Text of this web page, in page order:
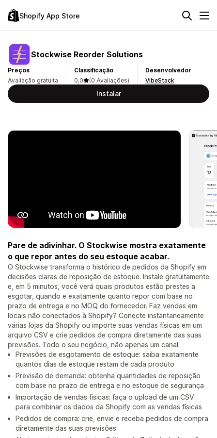
Shopify App Store
Stockwise Reorder Solutions
Preços
Avaliação gratuita
Classificação
0,0
(0 Avaliações)
Desenvolvedor
VibeStack
Instalar
Pare de adivinhar. O Stockwise mostra exatamente
o que repor antes do seu estoque acabar.
O Stockwise transforma o histórico de pedidos da Shopify em
decisões claras de reposição de estoque. Instale gratuitamente
e, em 5 minutos, você verá quais produtos estão prestes a
esgotar, quando e exatamente quanto repor com base no
prazo de entrega e no MOQ do fornecedor. Faz vendas em
locais não conectados à Shopify? Conecte instantaneamente
várias lojas da Shopify ou importe suas vendas físicas em um
arquivo CSV e crie pedidos de compra diretamente das suas
previsões. Todo o seu negócio, não apenas um canal.
Previsões de esgotamento de estoque: saiba exatamente
quantos dias de estoque restam de cada produto
Previsão de demanda: obtenha quantidades de reposição
com base no prazo de entrega e no estoque de segurança
Importação de vendas físicas: faça o upload de um CSV
para combinar os dados da Shopify com as vendas físicas
Pedidos de compra: crie, envie e receba pedidos de compra
diretamente das suas previsões